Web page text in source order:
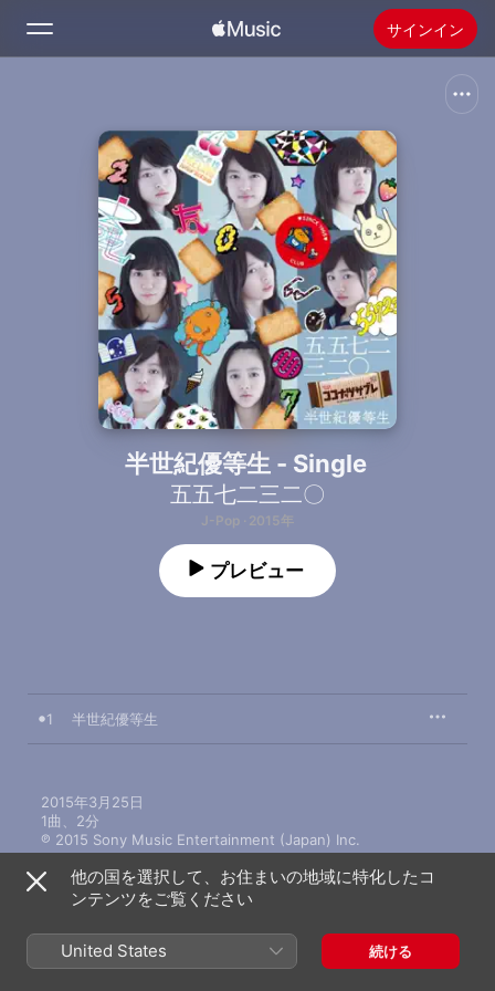
サインイン
ホーム
新着おすすめ
ラジオ
Apple Musicをインストール
半世紀優等生 - Single
五五七二三二〇
J-Pop · 2015年
プレビュー
1 半世紀優等生
2015年3月25日
1曲、2分
℗ 2015 Sony Music Entertainment (Japan) Inc.
五五七二三二〇のその他の作品
他の国を選択して、お住まいの地域に特化したコ
ンテンツをご覧ください
United States 続ける